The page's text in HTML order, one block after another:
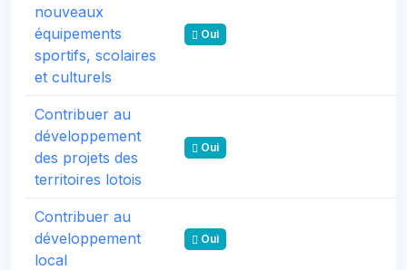
nouveaux
équipements
sportifs, scolaires
et culturels
Oui
Contribuer au
développement
des projets des
territoires lotois
Oui
Contribuer au
développement
local
Oui